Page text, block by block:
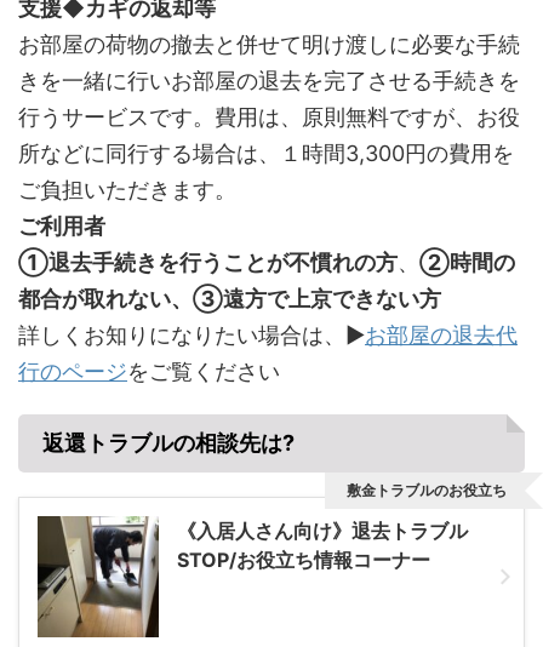
支援◆カギの返却等
お部屋の荷物の撤去と併せて明け渡しに必要な手続
きを一緒に行いお部屋の退去を完了させる手続きを
行うサービスです。費用は、原則無料ですが、お役
所などに同行する場合は、１時間3,300円の費用を
ご負担いただきます。
ご利用者
①退去手続きを行うことが不慣れの方、 ②時間の
都合が取れない、③遠方で上京できない方
詳しくお知りになりたい場合は、▶お部屋の退去代
行のページをご覧ください
返還トラブルの相談先は?
《入居人さん向け》退去トラブル
STOP/お役立ち情報コーナー
敷金トラブルのお役立ち